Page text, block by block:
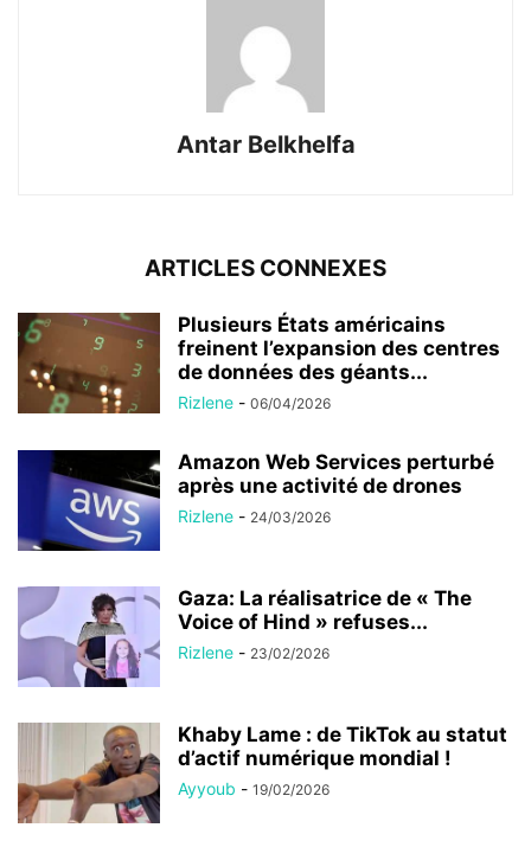
Antar Belkhelfa
ARTICLES CONNEXES
Plusieurs États américains
freinent l’expansion des centres
de données des géants...
Rizlene - 06/04/2026
Amazon Web Services perturbé
après une activité de drones
Rizlene - 24/03/2026
Gaza: La réalisatrice de « The
Voice of Hind » refuses...
Rizlene - 23/02/2026
Khaby Lame : de TikTok au statut
d’actif numérique mondial !
Ayyoub - 19/02/2026